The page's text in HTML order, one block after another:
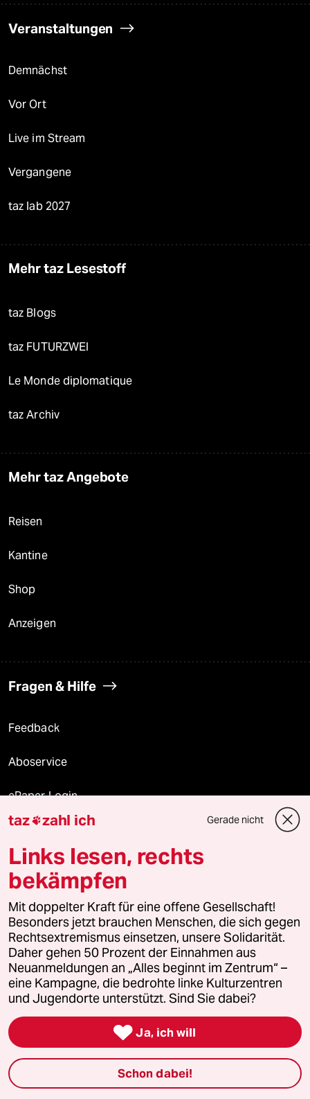
Veranstaltungen
Demnächst
Vor Ort
Live im Stream
Vergangene
taz lab 2027
Mehr taz Lesestoff
taz Blogs
taz FUTURZWEI
Le Monde diplomatique
taz Archiv
Mehr taz Angebote
Reisen
Kantine
Shop
Anzeigen
Fragen & Hilfe
Feedback
Aboservice
ePaper Login
Downloads für Abonnierende
© 2026 taz Verlags und Vertriebs GmbH
Alle Rechte vorbehalten. Bei rechtlichen Fragen oder für Genehmigungen
wenden Sie sich bitte an
lizenzen@taz.de
Feedback Redaktionsstatut Kommune-Richtlinien
Leitlinie Informant Datenschutz Impressum AGB
Seitenwende Einwilligungen widerrufen (Ads)
taz zahl ich Gerade nicht
Links lesen, rechts
bekämpfen
Mit doppelter Kraft für eine offene Gesellschaft!
Besonders jetzt brauchen Menschen, die sich gegen
Rechtsextremismus einsetzen, unsere Solidarität.
Daher gehen 50 Prozent der Einnahmen aus
Neuanmeldungen an „Alles beginnt im Zentrum“ –
eine Kampagne, die bedrohte linke Kulturzentren
und Jugendorte unterstützt. Sind Sie dabei?
 Ja, ich will
Schon dabei!